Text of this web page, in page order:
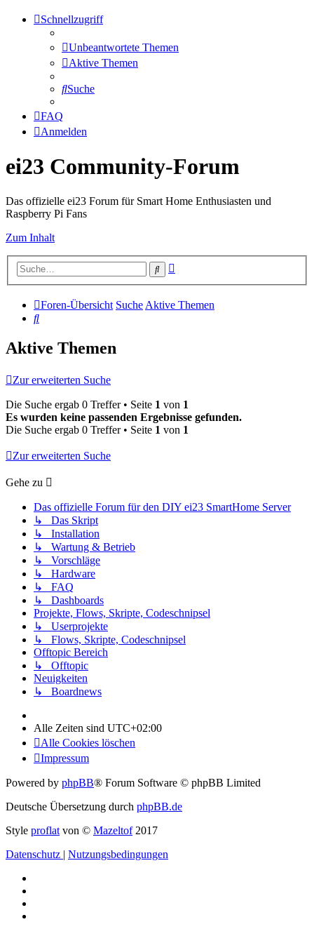
Schnellzugriff
Unbeantwortete Themen
Aktive Themen
Suche
FAQ
Anmelden
ei23 Community-Forum
Das offizielle ei23 Forum für Smart Home Enthusiasten und
Raspberry Pi Fans
Zum Inhalt
Suche
Foren-Übersicht SucheAktive Themen
Suche
Aktive Themen
Zur erweiterten Suche
Die Suche ergab 0 Treffer • Seite 1 von 1
Es wurden keine passenden Ergebnisse gefunden.
Die Suche ergab 0 Treffer • Seite 1 von 1
Zur erweiterten Suche
Gehe zu
Das offizielle Forum für den DIY ei23 SmartHome Server
↳ Das Skript
↳ Installation
↳ Wartung & Betrieb
↳ Vorschläge
↳ Hardware
↳ FAQ
↳ Dashboards
Projekte, Flows, Skripte, Codeschnipsel
↳ Userprojekte
↳ Flows, Skripte, Codeschnipsel
Offtopic Bereich
↳ Offtopic
Neuigkeiten
↳ Boardnews
Alle Zeiten sind UTC+02:00
Alle Cookies löschen
Impressum
Powered by phpBB® Forum Software © phpBB Limited
Deutsche Übersetzung durch phpBB.de
Style proflat von © Mazeltof2017
Datenschutz | Nutzungsbedingungen